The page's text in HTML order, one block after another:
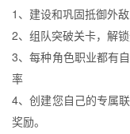
1、建设和巩固抵御外
2、组队突破关卡，解
3、每种角色职业都有
率
4、创建您自己的专属
奖励。